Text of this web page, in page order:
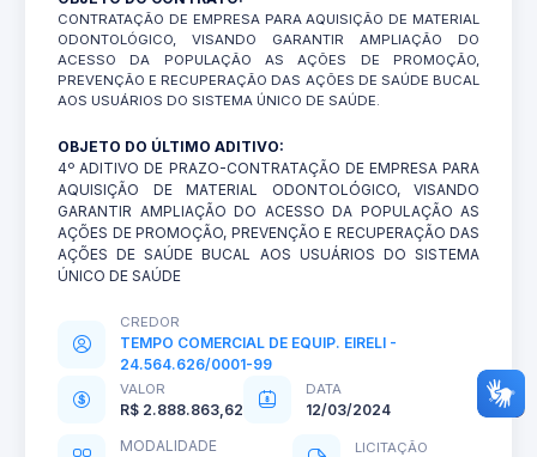
CONTRATAÇÃO DE EMPRESA PARA AQUISIÇÃO DE MATERIAL
ODONTOLÓGICO, VISANDO GARANTIR AMPLIAÇÃO DO
ACESSO DA POPULAÇÃO AS AÇÕES DE PROMOÇÃO,
PREVENÇÃO E RECUPERAÇÃO DAS AÇÕES DE SAÚDE BUCAL
AOS USUÁRIOS DO SISTEMA ÚNICO DE SAÚDE.
OBJETO DO ÚLTIMO ADITIVO:
4º ADITIVO DE PRAZO-CONTRATAÇÃO DE EMPRESA PARA
AQUISIÇÃO DE MATERIAL ODONTOLÓGICO, VISANDO
GARANTIR AMPLIAÇÃO DO ACESSO DA POPULAÇÃO AS
AÇÕES DE PROMOÇÃO, PREVENÇÃO E RECUPERAÇÃO DAS
AÇÕES DE SAÚDE BUCAL AOS USUÁRIOS DO SISTEMA
ÚNICO DE SAÚDE
CREDOR
TEMPO COMERCIAL DE EQUIP. EIRELI -
24.564.626/0001-99
VALOR
R$ 2.888.863,62
DATA
12/03/2024
MODALIDADE LICITAÇÃO